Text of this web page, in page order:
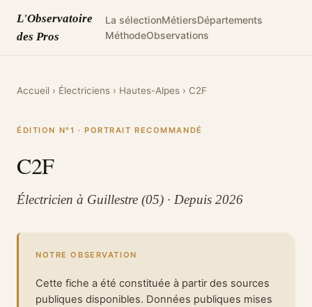
L'Observatoire
des Pros
La sélectionMétiersDépartements
MéthodeObservations
Accueil › Électriciens › Hautes-Alpes › C2F
ÉDITION N°1 · PORTRAIT RECOMMANDÉ
C2F
Électricien à Guillestre (05) · Depuis 2026
NOTRE OBSERVATION
Cette fiche a été constituée à partir des sources
publiques disponibles. Données publiques mises